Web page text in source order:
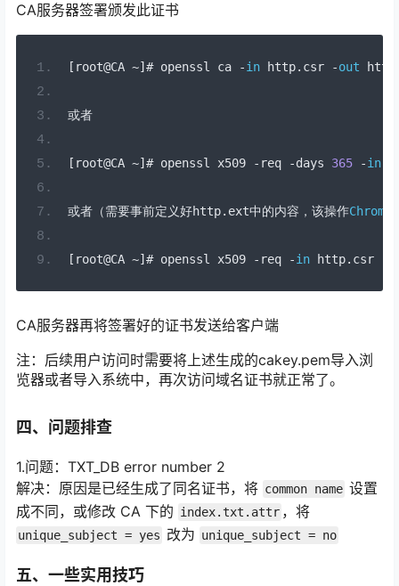
CA服务器签署颁发此证书
[ root@CA ~]# openssl ca -in http. csr -out http
或者
[ root@CA ~]# openssl x509 - req -days 365 -in
或者（需要事前定义好http. ext中的内容，该操作Chrome
[ root@CA ~]# openssl x509 - req -in http. csr
CA服务器再将签署好的证书发送给客户端
注：后续用户访问时需要将上述生成的cakey.pem导入浏
览器或者导入系统中，再次访问域名证书就正常了。
四、问题排查
1.问题：TXT_DB error number 2
解决：原因是已经生成了同名证书，将 common name 设置
成不同，或修改 CA 下的 index.txt.attr ，将
unique_subject = yes 改为 unique_subject = no
五、一些实用技巧